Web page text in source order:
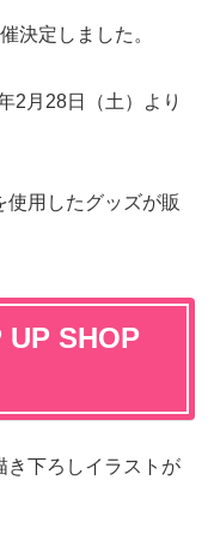
決定しました。
2月28日（土）より
使用したグッズが販
SHOP
き下ろしイラストが